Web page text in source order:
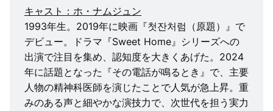
キャスト：ホ・ナムジュン
1993年生。2019年に映画『첫잔처럼（原題）』で
デビュー。ドラマ『Sweet Home』シリーズへの
出演で注目を集め、認知度を大きくあげた。2024
年に話題となった『その電話が鳴るとき』で、主要
人物の精神科医師を演じたことで人気が急上昇。重
みのある声と細やかな演技力で、次世代を担う実力